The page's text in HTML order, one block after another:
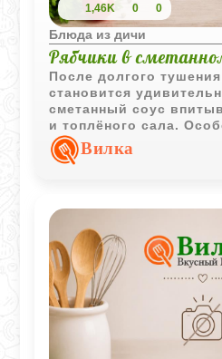
1,46K 0 0
Блюда из дичи
Рябчики в
После долгого
становится
сметанный соус
и топлёного сала.
блюдо раскрывается с
картофелем, который
Вилка